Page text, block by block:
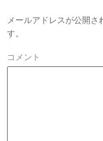
メールアドレスが公開
す。
コメント